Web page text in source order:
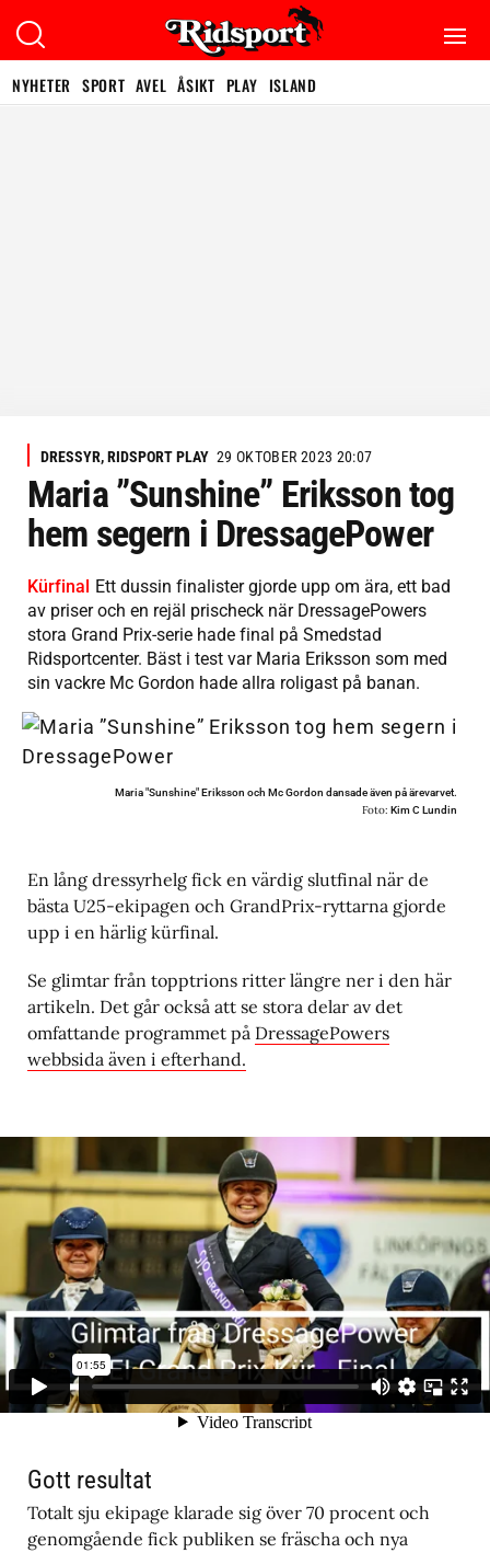
NYHETER SPORT AVEL ÅSIKT PLAY ISLAND
DRESSYR, RIDSPORT PLAY 29 OKTOBER 2023 20:07
Maria ”Sunshine” Eriksson tog
hem segern i DressagePower
Kürfinal Ett dussin finalister gjorde upp om ära, ett bad
av priser och en rejäl prischeck när DressagePowers
stora Grand Prix-serie hade final på Smedstad
Ridsportcenter. Bäst i test var Maria Eriksson som med
sin vackre Mc Gordon hade allra roligast på banan.
Maria "Sunshine" Eriksson och Mc Gordon dansade även på ärevarvet.
Foto: Kim C Lundin
En lång dressyrhelg fick en värdig slutfinal när de
bästa U25-ekipagen och GrandPrix-ryttarna gjorde
upp i en härlig kürfinal.
Se glimtar från topptrions ritter längre ner i den här
artikeln. Det går också att se stora delar av det
omfattande programmet på DressagePowers
webbsida även i efterhand.
Gott resultat
Totalt sju ekipage klarade sig över 70 procent och
genomgående fick publiken se fräscha och nya